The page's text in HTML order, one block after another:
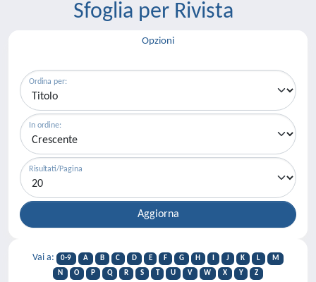
Sfoglia per Rivista
Opzioni
Ordina per:
In ordine:
Risultati/Pagina
Vai a: 0-9 A B C D E F G H J K L
M
N
O P Q R S T U V W X Y Z